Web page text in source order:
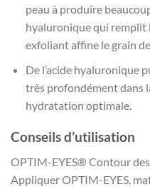
peau à produire
hyaluronique qui remplit
exfoliant affine le grain
De l’acide hyaluronique
très profondément dans
hydratation optimale.
Conseils d’utilisation
OPTIM-EYES® Contour
Appliquer OPTIM-EYES,